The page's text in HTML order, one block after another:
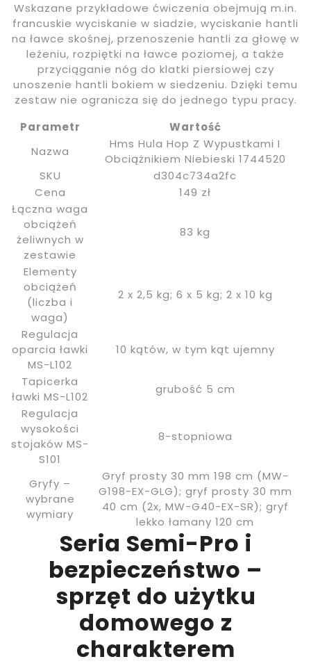
Wskazane przykładowe ćwiczenia obejmują m.in.
francuskie wyciskanie w siadzie, wyciskanie hantli
na ławce skośnej, przenoszenie hantli za głowę w
leżeniu, rozpiętki na ławce poziomej, a także
przyciąganie nóg do klatki piersiowej czy
unoszenie hantli bokiem w siedzeniu. Dzięki temu
zestaw nie ogranicza się do jednego typu pracy.
Parametr
Wartość
Nazwa
Hms Hula Hop Z Wypustkami I
Obciążnikiem Niebieski 1744520
SKU
d304c734a2fc
Cena
149 zł
Łączna waga
obciążeń
żeliwnych w
zestawie
83 kg
Elementy
obciążeń
(liczba i
waga)
2 x 2,5 kg; 6 x 5 kg; 2 x 10 kg
Regulacja
oparcia ławki
MS-L102
10 kątów, w tym kąt ujemny
Tapicerka
ławki MS-L102
grubość 5 cm
Regulacja
wysokości
stojaków MS-
S101
8-stopniowa
Gryfy –
wybrane
wymiary
Gryf prosty 30 mm 198 cm (MW-
G198-EX-GLG); gryf prosty 30 mm
40 cm (2x, MW-G40-EX-SR); gryf
lekko łamany 120 cm
Seria Semi-Pro i
bezpieczeństwo –
sprzęt do użytku
domowego z
charakterem